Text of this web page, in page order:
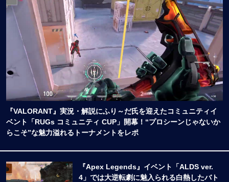
『VALORANT』実況・解説にふり～だ氏を迎えたコミュニティイ
ベント「RUGs コミュニティ CUP」開幕！“プロシーンじゃないか
らこそ”な魅力溢れるトーナメントをレポ
『Apex Legends』イベント「ALDS ver.
4」では大逆転劇に魅入られる白熱したバト